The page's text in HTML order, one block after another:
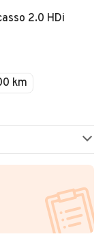
2.0 HDi
km